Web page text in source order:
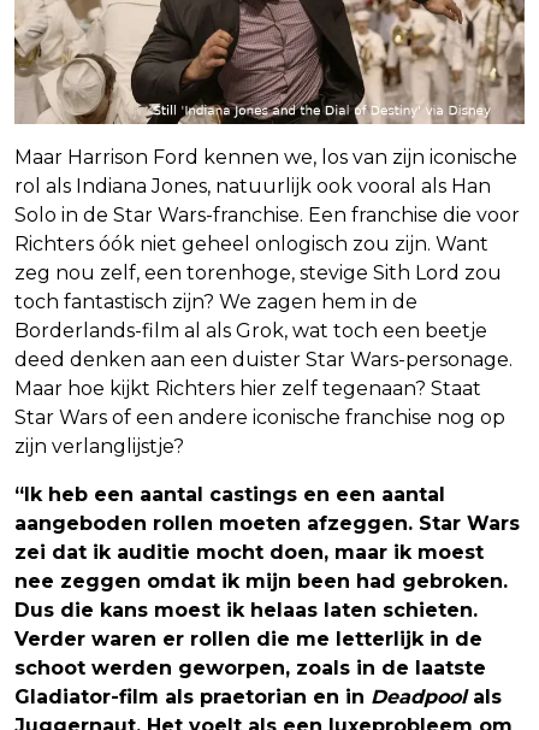
Maar Harrison Ford kennen we, los van zijn iconische
rol als Indiana Jones, natuurlijk ook vooral als Han
Solo in de Star Wars-franchise. Een franchise die voor
Richters óók niet geheel onlogisch zou zijn. Want
zeg nou zelf, een torenhoge, stevige Sith Lord zou
toch fantastisch zijn? We zagen hem in de
Borderlands-film al als Grok, wat toch een beetje
deed denken aan een duister Star Wars-personage.
Maar hoe kijkt Richters hier zelf tegenaan? Staat
Star Wars of een andere iconische franchise nog op
zijn verlanglijstje?
“Ik heb een aantal castings en een aantal
aangeboden rollen moeten afzeggen. Star Wars
zei dat ik auditie mocht doen, maar ik moest
nee zeggen omdat ik mijn been had gebroken.
Dus die kans moest ik helaas laten schieten.
Verder waren er rollen die me letterlijk in de
schoot werden geworpen, zoals in de laatste
Gladiator-film als praetorian en in Deadpoolals